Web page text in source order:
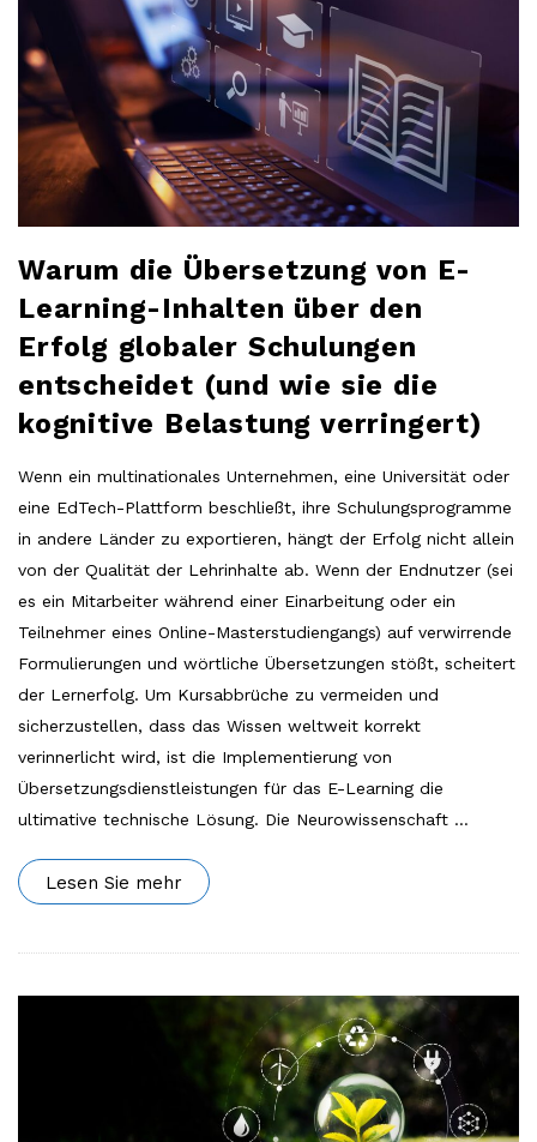
Warum die Übersetzung von E-
Learning-Inhalten über den
Erfolg globaler Schulungen
entscheidet (und wie sie die
kognitive Belastung verringert)
Wenn ein multinationales Unternehmen, eine Universität oder
eine EdTech-Plattform beschließt, ihre Schulungsprogramme
in andere Länder zu exportieren, hängt der Erfolg nicht allein
von der Qualität der Lehrinhalte ab. Wenn der Endnutzer (sei
es ein Mitarbeiter während einer Einarbeitung oder ein
Teilnehmer eines Online-Masterstudiengangs) auf verwirrende
Formulierungen und wörtliche Übersetzungen stößt, scheitert
der Lernerfolg. Um Kursabbrüche zu vermeiden und
sicherzustellen, dass das Wissen weltweit korrekt
verinnerlicht wird, ist die Implementierung von
Übersetzungsdienstleistungen für das E-Learning die
ultimative technische Lösung. Die Neurowissenschaft …
Lesen Sie mehr